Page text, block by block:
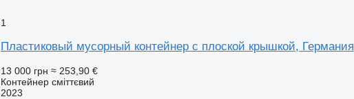
1
Пластиковый мусорный контейнер с плоской крышкой, Германия
13 000 грн ≈ 253,90 €
Контейнер сміттєвий
2023